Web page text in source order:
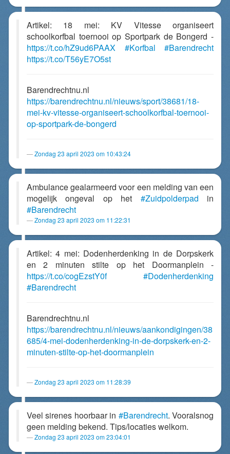
Artikel: 18 mei: KV Vitesse organiseert
schoolkorfbal toernooi op Sportpark de Bongerd -
https://t.co/hZ9ud6PAAX
#Korfbal
#Barendrecht
https://t.co/T56yE7O5st
Barendrechtnu.nl
https://barendrechtnu.nl/nieuws/sport/38681/18-
mei-kv-vitesse-organiseert-schoolkorfbal-toernooi-
op-sportpark-de-bongerd
Zondag 23 april 2023 om 10:43:24
Ambulance gealarmeerd voor een melding van een
mogelijk ongeval op het #Zuidpolderpad in
#Barendrecht
Zondag 23 april 2023 om 11:22:31
Artikel: 4 mei: Dodenherdenking in de Dorpskerk
en 2 minuten stilte op het Doormanplein -
https://t.co/cogEzstY0f
#Dodenherdenking
#Barendrecht
Barendrechtnu.nl
https://barendrechtnu.nl/nieuws/aankondigingen/38
685/4-mei-dodenherdenking-in-de-dorpskerk-en-2-
minuten-stilte-op-het-doormanplein
Zondag 23 april 2023 om 11:28:39
Veel sirenes hoorbaar in #Barendrecht. Vooralsnog
geen melding bekend. Tips/locaties welkom.
Zondag 23 april 2023 om 23:04:01